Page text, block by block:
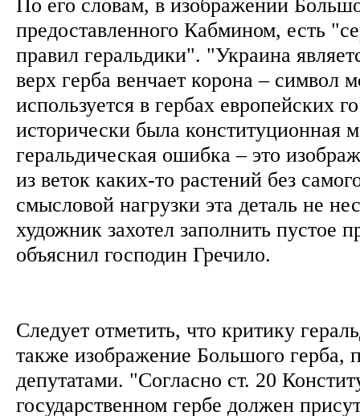
предоставленного Кабмином, есть
правил геральдики". "Украина
верх герба венчает корона – символ
используется в гербах европейских
исторически была конституционная
геральдическая ошибка – это
из веток каких-то растений без
смысловой нагрузки эта деталь не
художник захотел заполнить пустое
объяснил господин Гречило.
Следует отметить, что критику
также изображение Большого герба,
депутатами. "Согласно ст. 20
государственном гербе должен